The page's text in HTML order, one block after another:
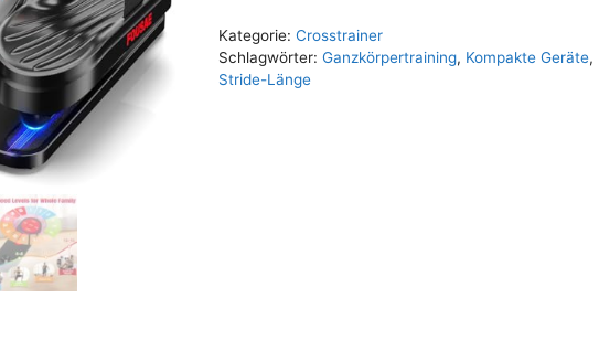
Kategorie: Crosstrainer
Schlagwörter: Ganzkörpertraining, Kompakte Geräte,
Stride-Länge